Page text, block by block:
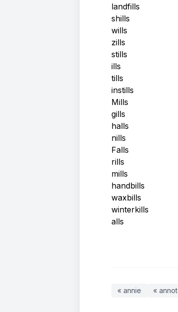
landfills
shills
wills
zills
stills
ills
tills
instills
Mills
gills
halls
nills
Falls
rills
mills
handbills
waxbills
winterkills
alls
« annie « annot